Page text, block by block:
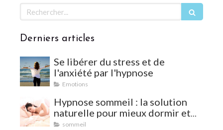
Rechercher
Derniers articles
Se libérer du stress et de
l'anxiété par l'hypnose
Emotions
Hypnose sommeil : la solution
naturelle pour mieux dormir et
vaincre les insomnies
sommeil